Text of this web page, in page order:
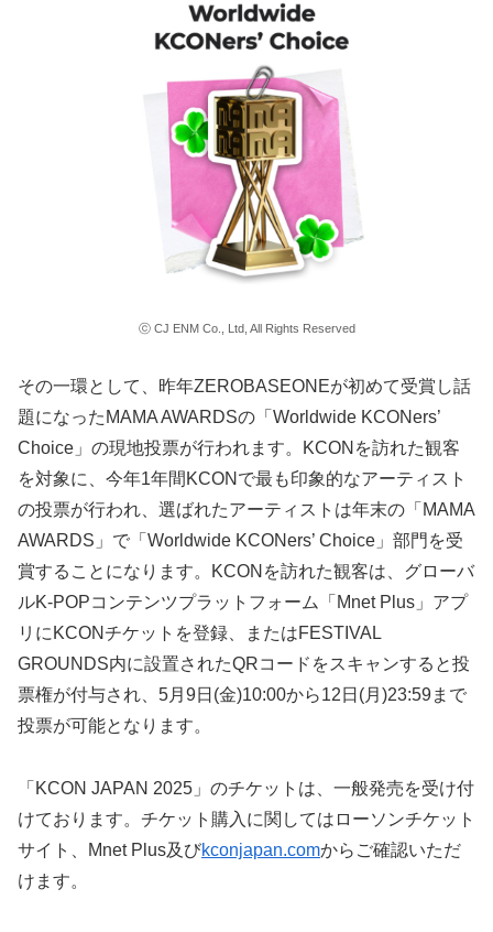
ⓒ CJ ENM Co., Ltd, All Rights Reserved
その一環として、昨年ZEROBASEONEが初めて受賞し話
題になったMAMA AWARDSの「Worldwide KCONers’
Choice」の現地投票が行われます。KCONを訪れた観客
を対象に、今年1年間KCONで最も印象的なアーティスト
の投票が行われ、選ばれたアーティストは年末の「MAMA
AWARDS」で「Worldwide KCONers’ Choice」部門を受
賞することになります。KCONを訪れた観客は、グローバ
ルK-POPコンテンツプラットフォーム「Mnet Plus」アプ
リにKCONチケットを登録、またはFESTIVAL
GROUNDS内に設置されたQRコードをスキャンすると投
票権が付与され、5月9日(金)10:00から12日(月)23:59まで
投票が可能となります。
「KCON JAPAN 2025」のチケットは、一般発売を受け付
けております。チケット購入に関してはローソンチケット
サイト、Mnet Plus及びkconjapan.comからご確認いただ
けます。